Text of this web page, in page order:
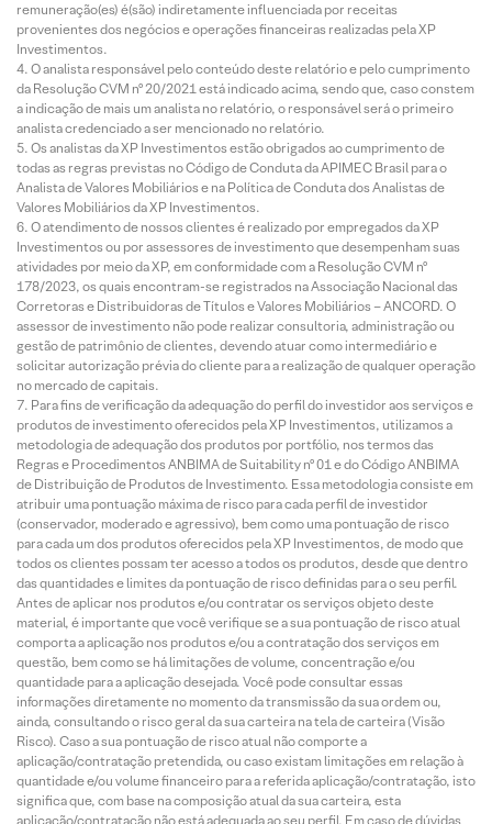
remuneração(es) é(são) indiretamente influenciada por receitas
provenientes dos negócios e operações financeiras realizadas pela XP
Investimentos.
O analista responsável pelo conteúdo deste relatório e pelo cumprimento
da Resolução CVM nº 20/2021 está indicado acima, sendo que, caso constem
a indicação de mais um analista no relatório, o responsável será o primeiro
analista credenciado a ser mencionado no relatório.
Os analistas da XP Investimentos estão obrigados ao cumprimento de
todas as regras previstas no Código de Conduta da APIMEC Brasil para o
Analista de Valores Mobiliários e na Política de Conduta dos Analistas de
Valores Mobiliários da XP Investimentos.
O atendimento de nossos clientes é realizado por empregados da XP
Investimentos ou por assessores de investimento que desempenham suas
atividades por meio da XP, em conformidade com a Resolução CVM nº
178/2023, os quais encontram-se registrados na Associação Nacional das
Corretoras e Distribuidoras de Títulos e Valores Mobiliários – ANCORD. O
assessor de investimento não pode realizar consultoria, administração ou
gestão de patrimônio de clientes, devendo atuar como intermediário e
solicitar autorização prévia do cliente para a realização de qualquer operação
no mercado de capitais.
Para fins de verificação da adequação do perfil do investidor aos serviços e
produtos de investimento oferecidos pela XP Investimentos, utilizamos a
metodologia de adequação dos produtos por portfólio, nos termos das
Regras e Procedimentos ANBIMA de Suitability nº 01 e do Código ANBIMA
de Distribuição de Produtos de Investimento. Essa metodologia consiste em
atribuir uma pontuação máxima de risco para cada perfil de investidor
(conservador, moderado e agressivo), bem como uma pontuação de risco
para cada um dos produtos oferecidos pela XP Investimentos, de modo que
todos os clientes possam ter acesso a todos os produtos, desde que dentro
das quantidades e limites da pontuação de risco definidas para o seu perfil.
Antes de aplicar nos produtos e/ou contratar os serviços objeto deste
material, é importante que você verifique se a sua pontuação de risco atual
comporta a aplicação nos produtos e/ou a contratação dos serviços em
questão, bem como se há limitações de volume, concentração e/ou
quantidade para a aplicação desejada. Você pode consultar essas
informações diretamente no momento da transmissão da sua ordem ou,
ainda, consultando o risco geral da sua carteira na tela de carteira (Visão
Risco). Caso a sua pontuação de risco atual não comporte a
aplicação/contratação pretendida, ou caso existam limitações em relação à
quantidade e/ou volume financeiro para a referida aplicação/contratação, isto
significa que, com base na composição atual da sua carteira, esta
aplicação/contratação não está adequada ao seu perfil. Em caso de dúvidas